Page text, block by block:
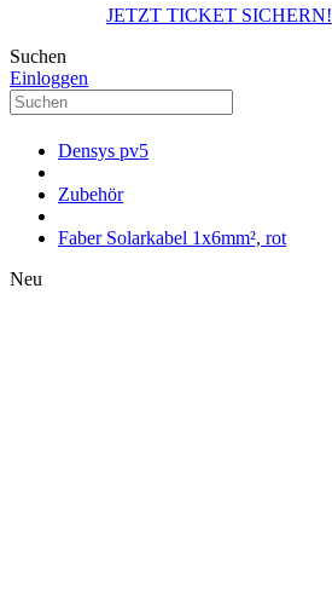
JETZT TICKET SICHERN!
Suchen
Einloggen
Densys pv5
Zubehör
Faber Solarkabel 1x6mm², rot
Neu